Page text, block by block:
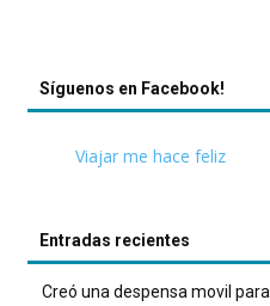
Síguenos en Facebook!
Viajar me hace feliz
Entradas recientes
Creó una despensa movil